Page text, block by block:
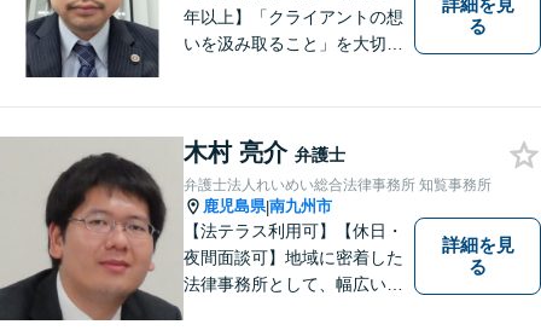
年以上】「クライアントの想
いを汲み取ること」を大切に
いく解決になるよう、精一杯
尽力いたします。【対応分野
多数！】
詳細を見
る
木村 亮介 弁護士
弁護士法人れいめい総合法律事務所 知覧事務所
鹿児島県|南九州市
【法テラス利用可】【休日・
夜間面談可】地域に密着した
法律事務所として、幅広い分
詳細を見
る